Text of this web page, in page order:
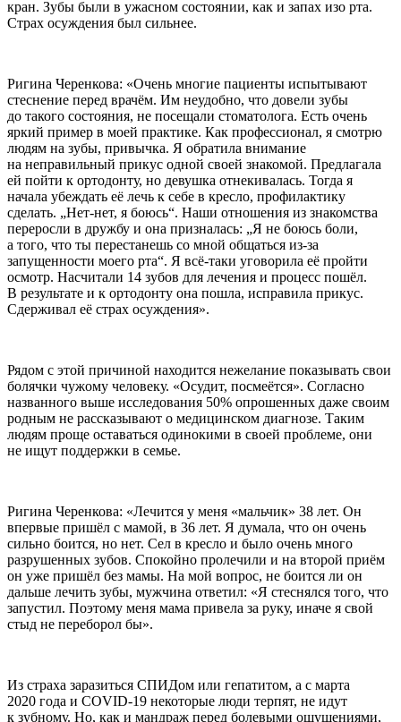
кран. Зубы были в ужасном состоянии, как и запах изо рта.
Страх осуждения был сильнее.
Ригина Черенкова: «Очень многие пациенты испытывают
стеснение перед врачём. Им неудобно, что довели зубы
до такого состояния, не посещали стоматолога. Есть очень
яркий пример в моей практике. Как профессионал, я смотрю
людям на зубы, привычка. Я обратила внимание
на неправильный прикус одной своей знакомой. Предлагала
ей пойти к ортодонту, но девушка отнекивалась. Тогда я
начала убеждать её лечь к себе в кресло, профилактику
сделать. „Нет-нет, я боюсь“. Наши отношения из знакомства
переросли в дружбу и она призналась: „Я не боюсь боли,
а того, что ты перестанешь со мной общаться из-за
запущенности моего рта“. Я всё-таки уговорила её пройти
осмотр. Насчитали 14 зубов для лечения и процесс пошёл.
В результате и к ортодонту она пошла, исправила прикус.
Сдерживал её страх осуждения».
Рядом с этой причиной находится нежелание показывать свои
болячки чужому человеку. «Осудит, посмеётся». Согласно
названного выше исследования 50% опрошенных даже своим
родным не рассказывают о медицинском диагнозе. Таким
людям проще оставаться одинокими в своей проблеме, они
не ищут поддержки в семье.
Ригина Черенкова: «Лечится у меня «мальчик» 38 лет. Он
впервые пришёл с мамой, в 36 лет. Я думала, что он очень
сильно боится, но нет. Сел в кресло и было очень много
разрушенных зубов. Спокойно пролечили и на второй приём
он уже пришёл без мамы. На мой вопрос, не боится ли он
дальше лечить зубы, мужчина ответил: «Я стеснялся того, что
запустил. Поэтому меня мама привела за руку, иначе я свой
стыд не переборол бы».
Из страха заразиться СПИДом или гепатитом, а с марта
2020 года и COVID-19 некоторые люди терпят, не идут
к зубному. Но, как и мандраж перед болевыми ощущениями,